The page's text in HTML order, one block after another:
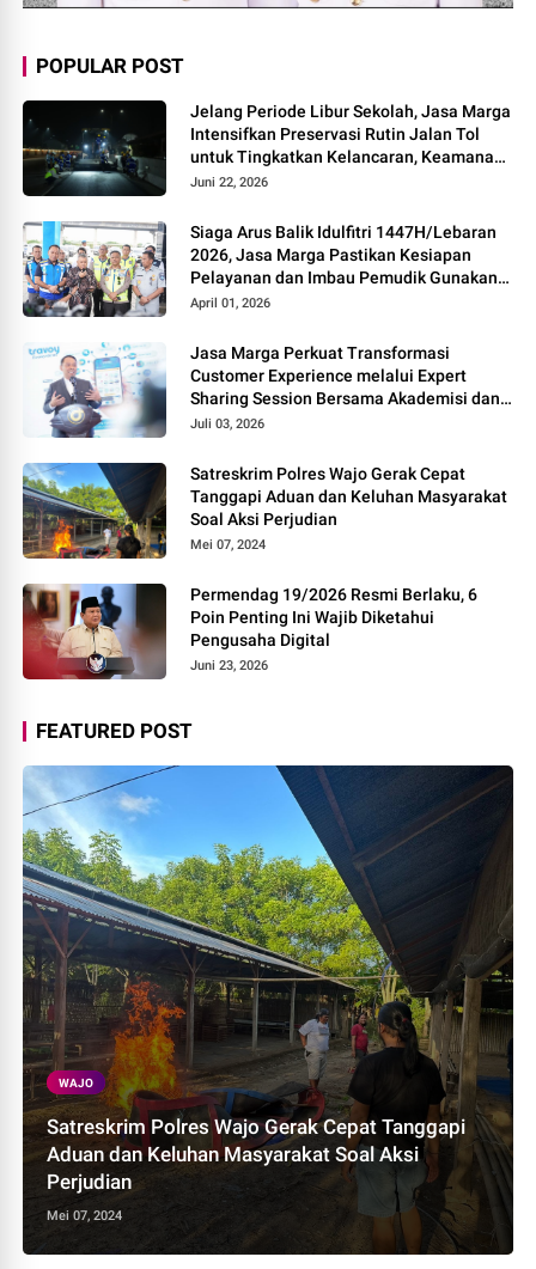
POPULAR POST
Jelang Periode Libur Sekolah, Jasa Marga
Intensifkan Preservasi Rutin Jalan Tol
untuk Tingkatkan Kelancaran, Keamanan
dan Kenyamanan Perjalanan
Juni 22, 2026
Siaga Arus Balik Idulfitri 1447H/Lebaran
2026, Jasa Marga Pastikan Kesiapan
Pelayanan dan Imbau Pemudik Gunakan
Rest Area Alternatif
April 01, 2026
Jasa Marga Perkuat Transformasi
Customer Experience melalui Expert
Sharing Session Bersama Akademisi dan
Praktisi
Juli 03, 2026
Satreskrim Polres Wajo Gerak Cepat
Tanggapi Aduan dan Keluhan Masyarakat
Soal Aksi Perjudian
Mei 07, 2024
Permendag 19/2026 Resmi Berlaku, 6
Poin Penting Ini Wajib Diketahui
Pengusaha Digital
Juni 23, 2026
FEATURED POST
WAJO
Satreskrim Polres Wajo Gerak Cepat Tanggapi
Aduan dan Keluhan Masyarakat Soal Aksi
Perjudian
Mei 07, 2024